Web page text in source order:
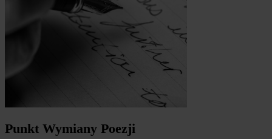
Punkt Wymiany Poezji